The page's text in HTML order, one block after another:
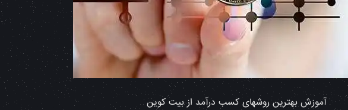
آموزش بهترین روشهای کسب درآمد از بیت کوین